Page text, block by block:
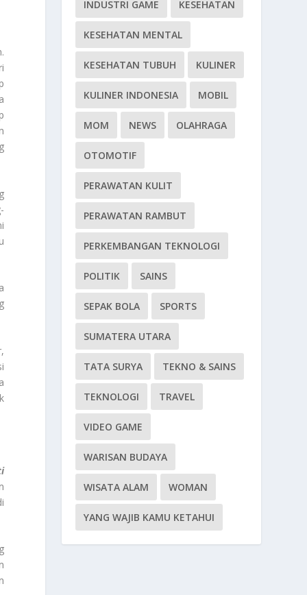
INDUSTRI GAME KESEHATAN
KESEHATAN MENTAL
KESEHATAN TUBUH KULINER
KULINER INDONESIA MOBIL
MOM NEWS OLAHRAGA
OTOMOTIF
PERAWATAN KULIT
PERAWATAN RAMBUT
PERKEMBANGAN TEKNOLOGI
POLITIK SAINS
SEPAK BOLA SPORTS
SUMATERA UTARA
TATA SURYA TEKNO & SAINS
TEKNOLOGI TRAVEL
VIDEO GAME
WARISAN BUDAYA
WISATA ALAM WOMAN
YANG WAJIB KAMU KETAHUI